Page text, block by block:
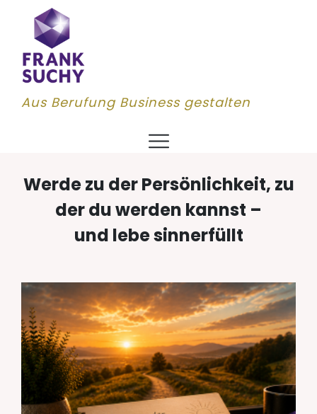
Aus Berufung Business gestalten
Werde zu der Persönlichkeit, zu
der du werden kannst –
und lebe sinnerfüllt